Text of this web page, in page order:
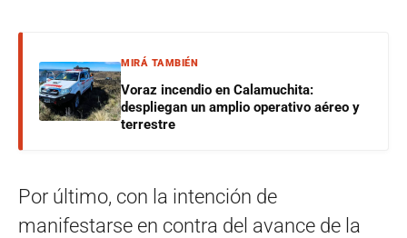
MIRÁ TAMBIÉN
Voraz incendio en Calamuchita:
despliegan un amplio operativo aéreo y
terrestre
Por último, con la intención de
manifestarse en contra del avance de la